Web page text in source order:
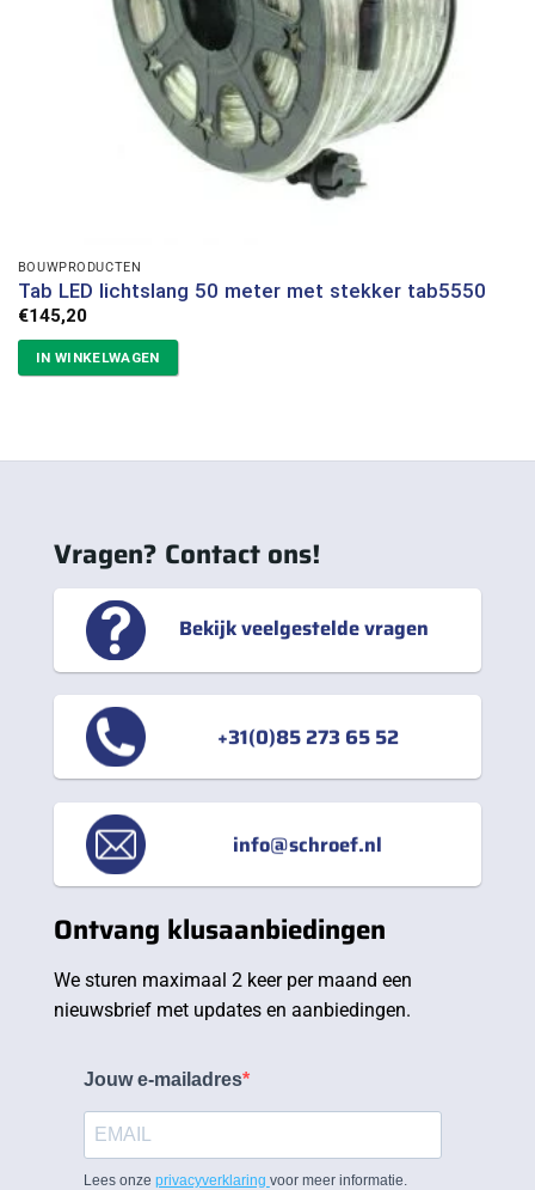
BOUWPRODUCTEN
Tab LED lichtslang 50 meter met stekker tab5550
€145,20
IN WINKELWAGEN
Vragen? Contact ons!
Bekijk veelgestelde vragen
+31(0)85 273 65 52
info@schroef.nl
Ontvang klusaanbiedingen
We sturen maximaal 2 keer per maand een
nieuwsbrief met updates en aanbiedingen.
Jouw e-mailadres
Lees onze privacyverklaring voor meer informatie.